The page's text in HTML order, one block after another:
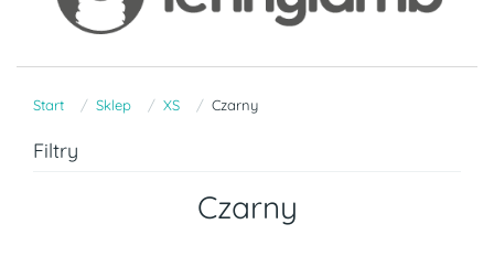
Start Sklep XS Czarny
Filtry
Czarny